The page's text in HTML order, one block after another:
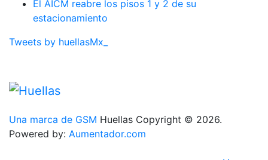
El AICM reabre los pisos 1 y 2 de su
estacionamiento
Tweets by huellasMx_
Una marca de GSM Huellas Copyright © 2026.
Powered by: Aumentador.com